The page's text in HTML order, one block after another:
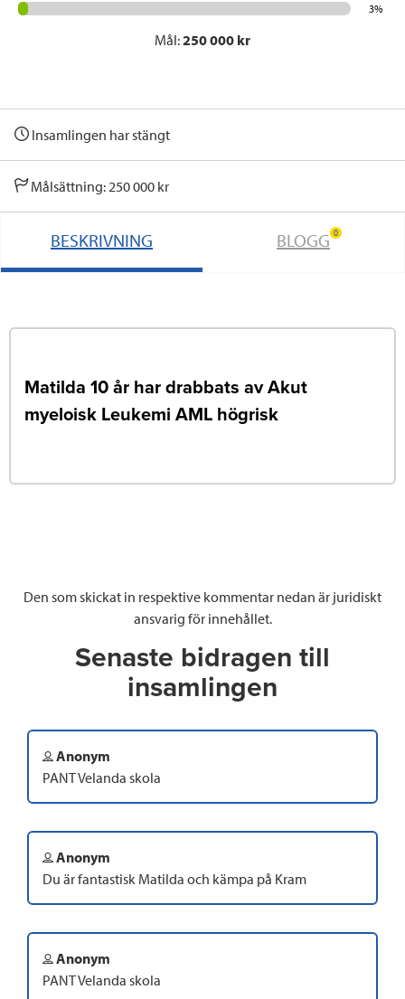
3%
Mål:250 000 kr
Insamlingen har stängt
Målsättning: 250 000 kr
BESKRIVNING BLOGG 0
Matilda 10 år har drabbats av Akut
myeloisk Leukemi AML högrisk
Den som skickat in respektive kommentar nedan är juridiskt
ansvarig för innehållet.
Senaste bidragen till
insamlingen
Anonym
PANT Velanda skola
Anonym
Du är fantastisk Matilda och kämpa på Kram
Anonym
PANT Velanda skola